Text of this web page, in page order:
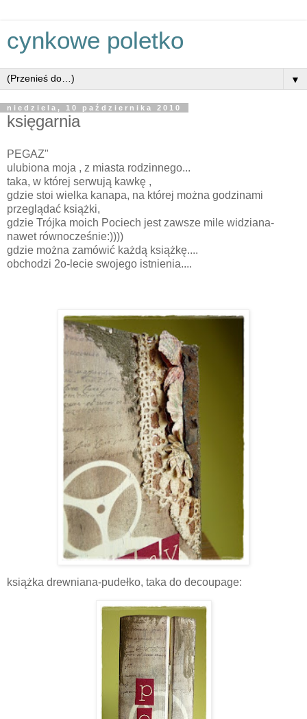
cynkowe poletko
▼
niedziela, 10 października 2010
księgarnia
PEGAZ"
ulubiona moja , z miasta rodzinnego...
taka, w której serwują kawkę ,
gdzie stoi wielka kanapa, na której można godzinami
przeglądać książki,
gdzie Trójka moich Pociech jest zawsze mile widziana-
nawet równocześnie:))))
gdzie można zamówić każdą książkę....
obchodzi 2o-lecie swojego istnienia....
książka drewniana-pudełko, taka do decoupage: